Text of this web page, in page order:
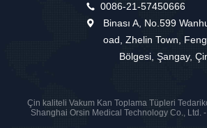
0086-21-57450666
Binası A, No.599
oad, Zhelin Town,
Bölgesi, Şangay,
Çin kaliteli Vakum Kan Toplama Tüpleri
Shanghai Orsin Medical Technology Co., Ltd. -